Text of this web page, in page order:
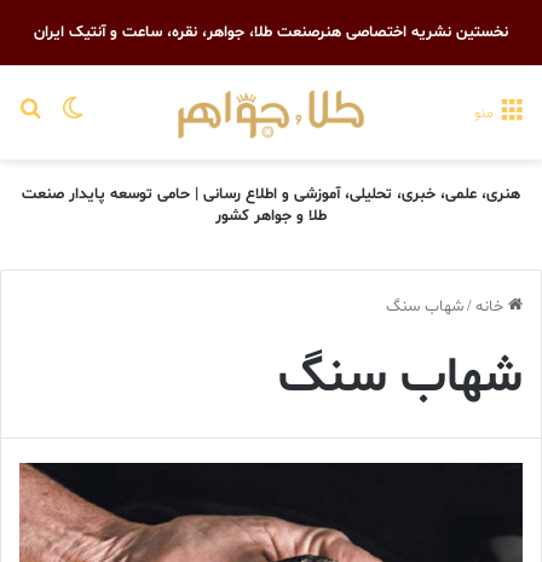
نخستین نشریه اختصاصی هنرصنعت طلا، جواهر، نقره، ساعت و آنتیک ایران
تغییر منو
هنری، علمی، خبری، تحلیلی، آموزشی و اطلاع رسانی | حامی توسعه پایدار صنعت
طلا و جواهر کشور
خانه/شهاب سنگ
شهاب سنگ